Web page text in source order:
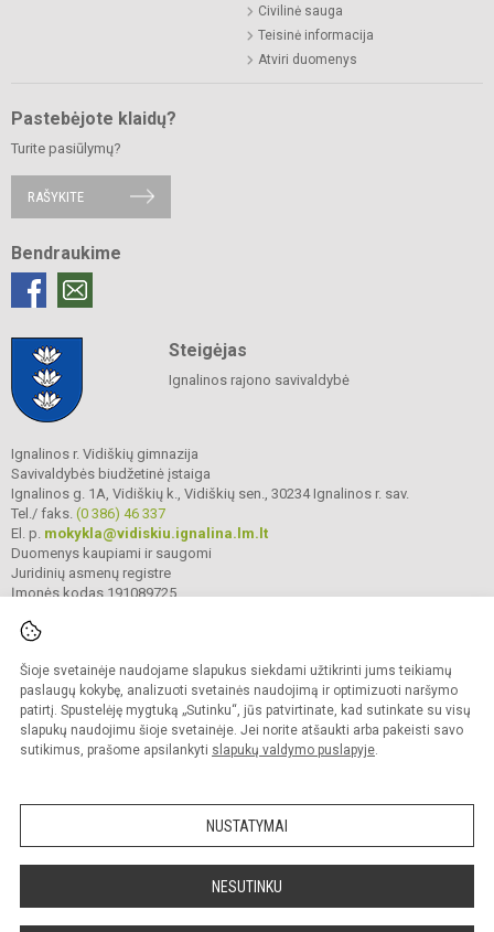
Šioje svetainėje naudojame slapukus siekdami užtikrinti jums teikiamų
paslaugų kokybę, analizuoti svetainės naudojimą ir optimizuoti naršymo
patirtį. Spustelėję mygtuką „Sutinku“, jūs patvirtinate, kad sutinkate su visų
slapukų naudojimu šioje svetainėje. Jei norite atšaukti arba pakeisti savo
sutikimus, prašome apsilankyti slapukų valdymo puslapyje.
NUSTATYMAI
NESUTINKU
Civilinė sauga
Teisinė informacija
Atviri duomenys
Pastebėjote klaidų?
Turite pasiūlymų?
RAŠYKITE
Bendraukime
Steigėjas
Ignalinos rajono savivaldybė
Ignalinos r. Vidiškių gimnazija
Savivaldybės biudžetinė įstaiga
Ignalinos g. 1A, Vidiškių k., Vidiškių sen., 30234 Ignalinos r. sav.
Tel./ faks. (0 386) 46 337
El. p. mokykla@vidiskiu.ignalina.lm.lt
Duomenys kaupiami ir saugomi
Juridinių asmenų registre
Įmonės kodas 191089725
© 2025. Ignalinos r. Vidiškių gimnazija. Visos teisės saugomos.
Kopijuoti turinį be raštiško gimnazijos sutikimo griežtai draudžiama.
Prieinamumo paraiška Slapukų valdymas
Sumanus būdas atnaujinti